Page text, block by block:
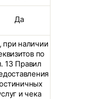
Да
при наличии
по
13 Правил
и чека